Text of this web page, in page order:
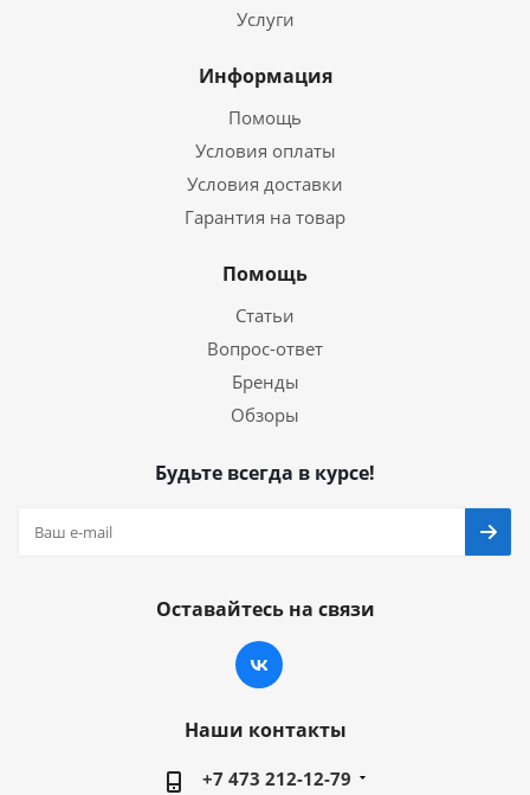
Услуги
Информация
Помощь
Условия оплаты
Условия доставки
Гарантия на товар
Помощь
Статьи
Вопрос-ответ
Бренды
Обзоры
Будьте всегда в курсе!
Оставайтесь на связи
Наши контакты
+7 473 212-12-79